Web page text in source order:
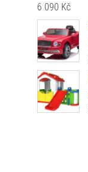
6 090 Kč